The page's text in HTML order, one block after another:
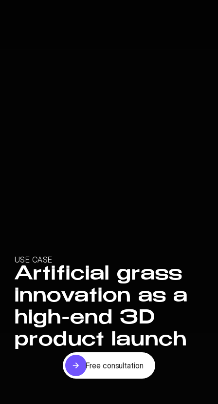
USE CASE
Artificial grass
innovation as a
high-end 3D
product launch
Free consultation